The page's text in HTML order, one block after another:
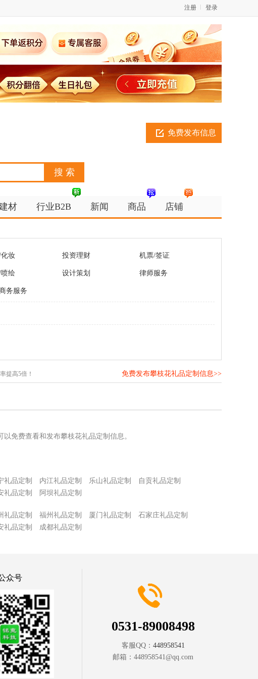
登录
注册
免费发布信息
材 行业B2B 新闻 商品 店铺
妆 投资理财 机票/签证
绘 设计策划 律师服务
务服务
提高5倍！ 免费发布攀枝花礼品定制信息>>
免费查看和发布攀枝花礼品定制信息。
礼品定制 内江礼品定制 乐山礼品定制
自贡礼品定制
礼品定制 阿坝礼品定制
礼品定制 福州礼品定制 厦门礼品定制
石家庄礼品定制
礼品定制 成都礼品定制
众号
0531-89008498
客服QQ： 448958541
邮箱： 448958541@qq.com